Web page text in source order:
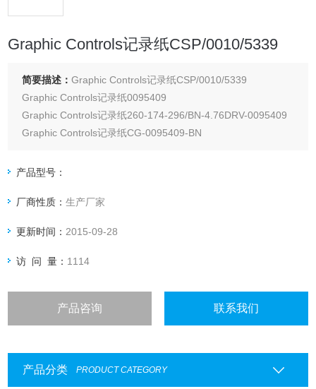
Graphic Controls记录纸CSP/0010/5339
简要描述：Graphic Controls记录纸CSP/0010/5339
Graphic Controls记录纸0095409
Graphic Controls记录纸260-174-296/BN-4.76DRV-0095409
Graphic Controls记录纸CG-0095409-BN
Graphic Controls记录纸CG-0096135
产品型号：
厂商性质：生产厂家
更新时间： 2015-09-28
访 问 量： 1114
产品咨询 联系我们
产品分类 PRODUCT CATEGORY